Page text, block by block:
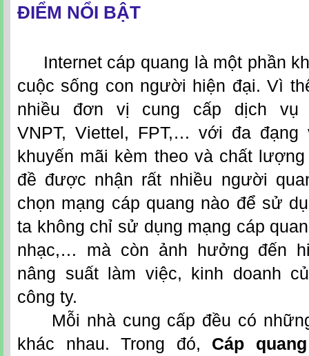
ĐIỂM NỔI BẬT
Internet cáp quang là một phần
cuộc sống con người hiện đại. Vì
nhiều đơn vị cung cấp dịch vụ
VNPT, Viettel, FPT,… với đa đạng
khuyến mãi kèm theo và chất
đề được nhận rất nhiều người
chọn mạng cáp quang nào để sử
ta không chỉ sử dụng mạng cáp
nhạc,… mà còn ảnh hưởng đến
nâng suất làm việc, kinh doanh
công ty.
Mỗi nhà cung cấp đều có
khác nhau. Trong đó, Cáp